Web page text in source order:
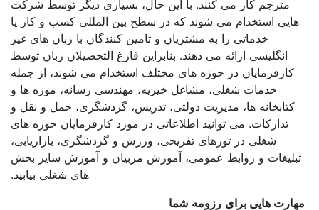
مترجم کار می کنند. با این حال، بسیاری دیگر توسط شرکت
استخدام می شوند که در سطح بین المللی کسب و کار یا
خدماتی را به مشتریان و تامین کنندگان با زبان های غیر
انگلیسی ارائه می دهند. بنابراین فارغ التحصیلان زبان توسط
کارفرمایان در حوزه های مختلف استخدام می شوند، از جمله
خدمات شغلی، مشاغل خیریه، مهندسی رسانه، موزه ها و
کتابخانه ها، مدیریت دولتی، تدریس، گردشگری، حمل و نقل و
تدارکات. می توانید اطلاعاتی در مورد کارفرمایان حوزه های
شغلی در تورهای تفریحی، ورزش و گردشگری، بازاریابی،
و روابط عمومی، آموزش مربیان و آموزش سایر بخش
های شغلی بیابید.
هایی برای رزومه شما